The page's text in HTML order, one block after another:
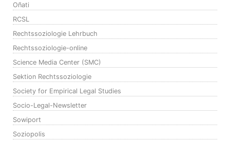
Oñati
RCSL
Rechtssoziologie Lehrbuch
Rechtssoziologie-online
Science Media Center (SMC)
Sektion Rechtssoziologie
Society for Empirical Legal Studies
Socio-Legal-Newsletter
Sowiport
Soziopolis